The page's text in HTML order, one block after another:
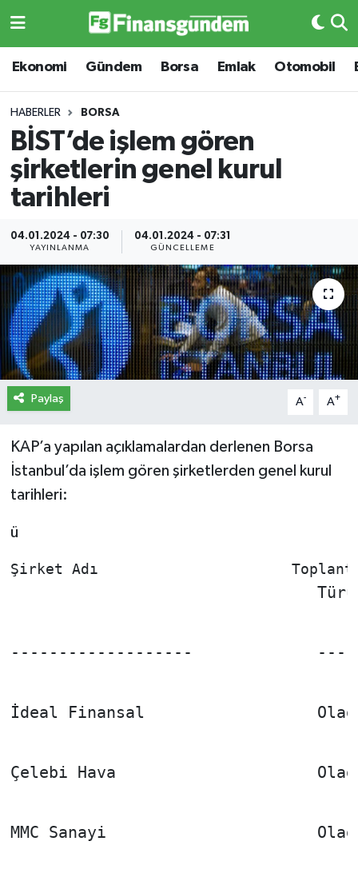
Ekonomi Gündem Borsa Emlak Otomobil
HABERLER BORSA
BİST’de işlem gören
şirketlerin genel kurul
tarihleri
04.01.2024 - 07:30
YAYINLANMA
04.01.2024 - 07:31
GÜNCELLEME
Paylaş A- A+
KAP’a yapılan açıklamalardan derlenen Borsa
İstanbul’da işlem gören şirketlerden genel kurul
tarihleri:
ü
Türü
-------------------
İdeal Finansal
Çelebi Hava
MMC Sanayi
Ekonomi
Borsa
Emlak
Otomobil
Gizlilik Sözleşmesi
Hakkımızda
İletişim
Yasal Uyarı
Ekonomi
Borsa
Emlak
Emtia
BITCOIN
Yapay Zeka